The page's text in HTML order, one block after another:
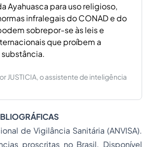
Ayahuasca para uso religioso,
infralegais do CONAD e do
sobrepor-se às leis e
que proíbem a
JUSTICIA, o assistente de inteligência
de Vigilância Sanitária (ANVISA).
proscritas no Brasil. Disponível